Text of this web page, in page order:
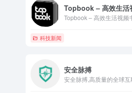
Topbook – 高效生活
Topbook – 高效生活视频
科技新闻
安全脉搏